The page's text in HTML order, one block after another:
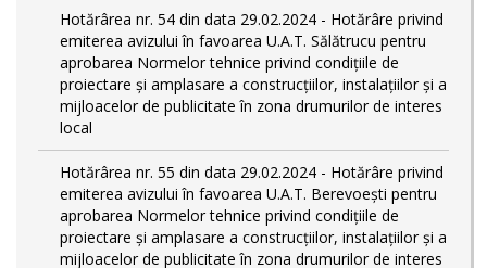
Hotărârea nr. 54 din data 29.02.2024 - Hotărâre privind
emiterea avizului în favoarea U.A.T. Sălătrucu pentru
aprobarea Normelor tehnice privind condiţiile de
proiectare şi amplasare a construcţiilor, instalaţiilor şi a
mijloacelor de publicitate în zona drumurilor de interes
local
Hotărârea nr. 55 din data 29.02.2024 - Hotărâre privind
emiterea avizului în favoarea U.A.T. Berevoești pentru
aprobarea Normelor tehnice privind condiţiile de
proiectare şi amplasare a construcţiilor, instalaţiilor şi a
mijloacelor de publicitate în zona drumurilor de interes